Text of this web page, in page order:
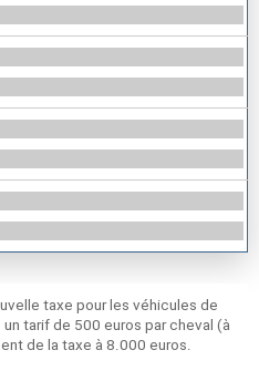
taxe pour les véhicules de
tarif de 500 euros par cheval (à
de la taxe à 8.000 euros.